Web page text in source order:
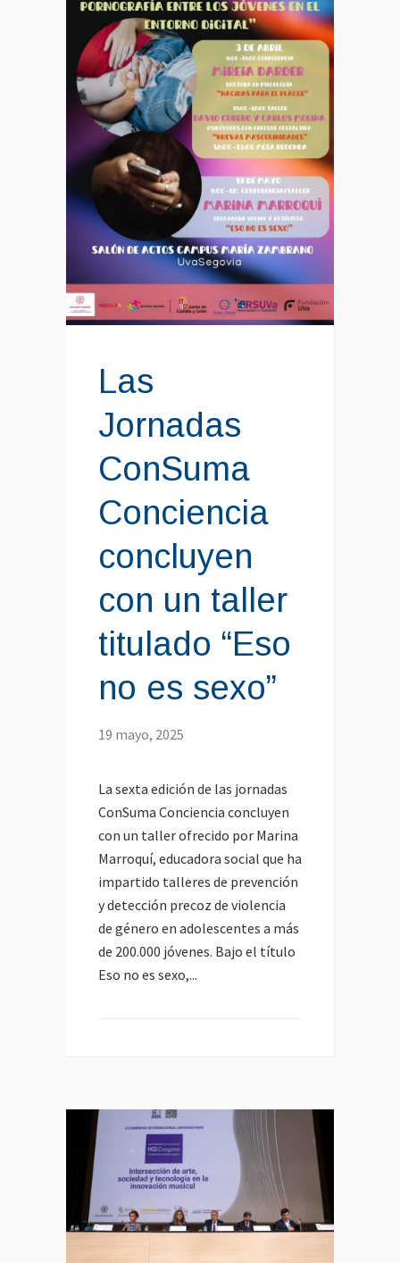
Las
Jornadas
ConSuma
Conciencia
concluyen
con un taller
titulado “Eso
no es sexo”
19 mayo, 2025
La sexta edición de las jornadas
ConSuma Conciencia concluyen
con un taller ofrecido por Marina
Marroquí, educadora social que ha
impartido talleres de prevención
y detección precoz de violencia
de género en adolescentes a más
de 200.000 jóvenes. Bajo el título
Eso no es sexo,...